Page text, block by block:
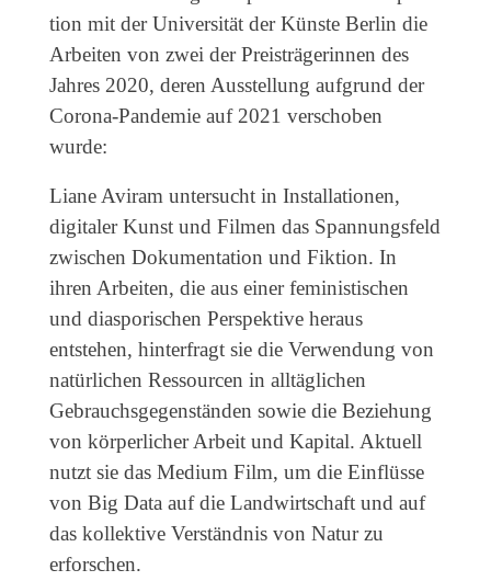
tion mit der Universität der Künste Berlin die
Arbeiten von zwei der Preisträgerinnen des
Jahres 2020, deren Ausstellung aufgrund der
Corona-Pandemie auf 2021 verschoben
wurde:
Liane Aviram untersucht in Installationen,
digitaler Kunst und Filmen das Spannungsfeld
zwischen Dokumentation und Fiktion. In
ihren Arbeiten, die aus einer feministischen
und diasporischen Perspektive heraus
entstehen, hinterfragt sie die Verwendung von
natürlichen Ressourcen in alltäglichen
Gebrauchsgegenständen sowie die Beziehung
von körperlicher Arbeit und Kapital. Aktuell
nutzt sie das Medium Film, um die Einflüsse
von Big Data auf die Landwirtschaft und auf
das kollektive Verständnis von Natur zu
erforschen.